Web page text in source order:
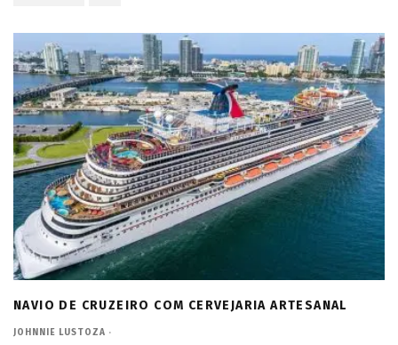
NAVIO DE CRUZEIRO COM CERVEJARIA ARTESANAL
JOHNNIE LUSTOZA ·